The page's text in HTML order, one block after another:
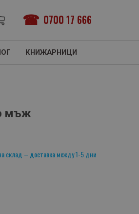
0700 17 666
КНИЖАРНИЦИ
мъж
склад – доставка между 1-5 дни